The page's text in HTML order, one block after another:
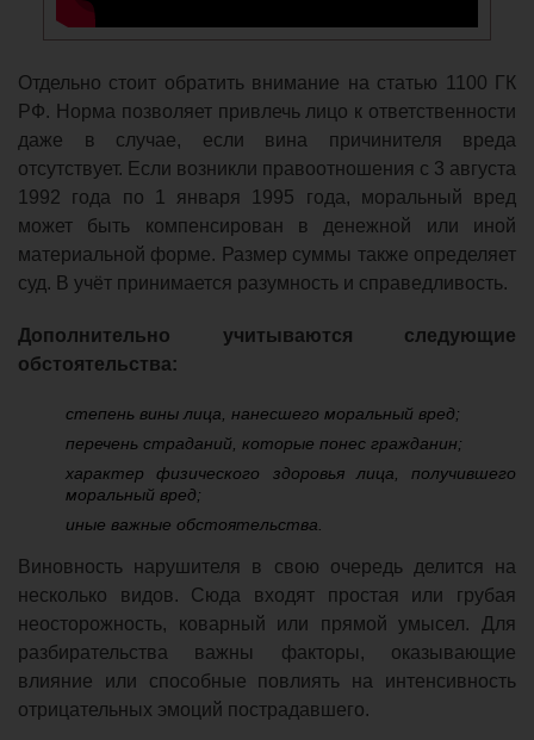
Отдельно стоит обратить внимание на статью 1100 ГК
РФ. Норма позволяет привлечь лицо к ответственности
даже в случае, если вина причинителя вреда
отсутствует. Если возникли правоотношения с 3 августа
1992 года по 1 января 1995 года, моральный вред
может быть компенсирован в денежной или иной
материальной форме. Размер суммы также определяет
суд. В учёт принимается разумность и справедливость.
Дополнительно учитываются следующие
обстоятельства:
степень вины лица, нанесшего моральный вред;
перечень страданий, которые понес гражданин;
характер физического здоровья лица, получившего
моральный вред;
иные важные обстоятельства.
Виновность нарушителя в свою очередь делится на
несколько видов. Сюда входят простая или грубая
неосторожность, коварный или прямой умысел. Для
разбирательства важны факторы, оказывающие
влияние или способные повлиять на интенсивность
отрицательных эмоций пострадавшего.